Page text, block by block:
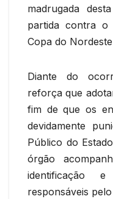
madrugada
partida contra
Copa do
Diante do
reforça que
fim de que os
devidamente
Público do
órgão
identificação
responsáveis